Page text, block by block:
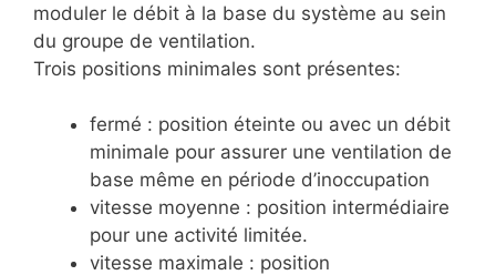
moduler le débit à la base du système au sein
du groupe de ventilation.
Trois positions minimales sont présentes:
fermé : position éteinte ou avec un débit
minimale pour assurer une ventilation de
base même en période d’inoccupation
vitesse moyenne : position intermédiaire
pour une activité limitée.
vitesse maximale : position